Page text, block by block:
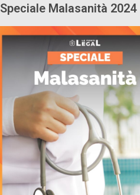
Speciale Malasanità 2024